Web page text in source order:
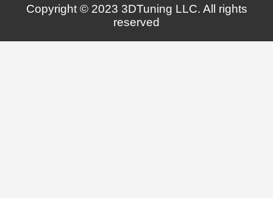
Copyright © 2023 3DTuning LLC. All rights
reserved